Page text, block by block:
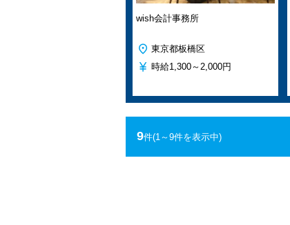
wish会計事務所
東京都板橋区
時給1,300～2,000円
9件(1～9件を表示中)